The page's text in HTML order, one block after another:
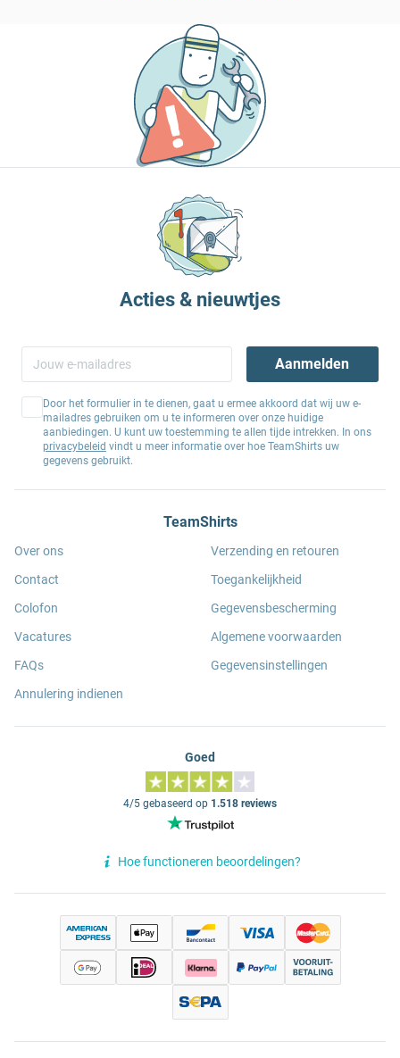
Acties & nieuwtjes
Aanmelden
Door het formulier in te dienen, gaat u ermee akkoord dat wij uw e-
mailadres gebruiken om u te informeren over onze huidige
aanbiedingen. U kunt uw toestemming te allen tijde intrekken. In ons
privacybeleid vindt u meer informatie over hoe TeamShirts uw
gegevens gebruikt.
TeamShirts
Over ons
Contact
Colofon
Vacatures
FAQs
Annulering indienen
Verzending en retouren
Toegankelijkheid
Gegevensbescherming
Algemene voorwaarden
Gegevensinstellingen
Goed
4/5 gebaseerd op 1.518 reviews
Hoe functioneren beoordelingen?